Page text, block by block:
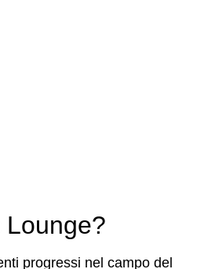
Lounge?
progressi nel campo del